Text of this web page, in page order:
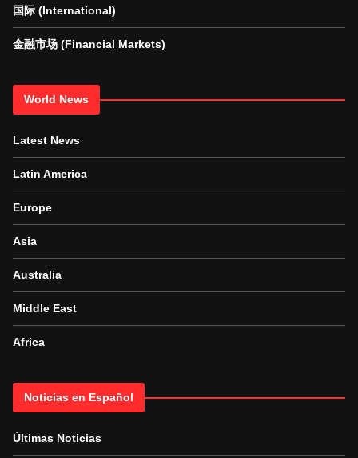
国际 (International)
金融市场 (Financial Markets)
World News
Latest News
Latin America
Europe
Asia
Australia
Middle East
Africa
Noticias en Español
Últimas Noticias